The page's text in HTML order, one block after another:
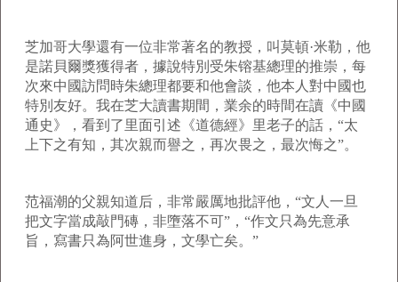
芝加哥大學還有一位非常著名的教授，叫莫頓·米勒，他
是諾貝爾獎獲得者，據說特別受朱镕基總理的推崇，每
次來中國訪問時朱總理都要和他會談，他本人對中國也
特別友好。我在芝大讀書期間，業余的時間在讀《中國
通史》，看到了里面引述《道德經》里老子的話，“太
上下之有知，其次親而譽之，再次畏之，最次悔之”。
范福潮的父親知道后，非常嚴厲地批評他，“文人一旦
把文字當成敲門磚，非墮落不可”，“作文只為先意承
旨，寫書只為阿世進身，文學亡矣。”